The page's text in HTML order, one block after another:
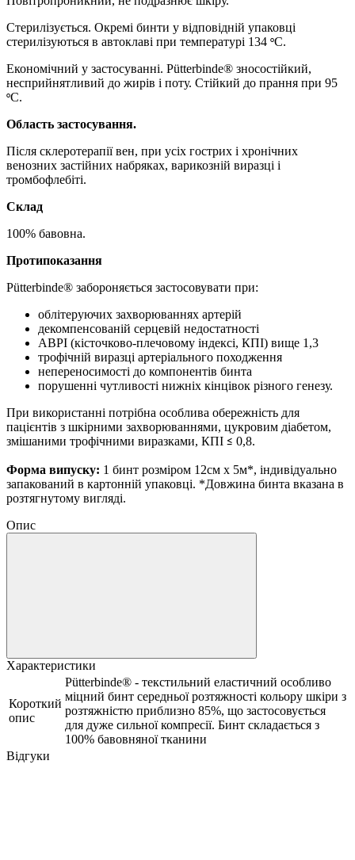
Стерилізується. Окремі бинти у відповідній упаковці
стерилізуються в автоклаві при температурі 134 °С.
Економічний у застосуванні. Pütterbinde® зносостійкий,
несприйнятливий до жирів і поту. Стійкий до прання при 95
°С.
Область застосування.
Після склеротерапії вен, при усіх гострих і хронічних
венозних застійних набряках, варикозній виразці і
тромбофлебіті.
Склад
100% бавовна.
Протипоказання
Pütterbinde® забороняється застосовувати при:
облітеруючих захворюваннях артерій
декомпенсованій серцевій недостатності
ABPI (кісточково-плечовому індексі, КПІ) вище 1,3
трофічній виразці артеріального походження
непереносимості до компонентів бинта
порушенні чутливості нижніх кінцівок різного генезу.
При використанні потрібна особлива обережність для
пацієнтів з шкірними захворюваннями, цукровим діабетом,
змішаними трофічними виразками, КПІ ≤ 0,8.
Форма випуску: 1 бинт розміром 12см х 5м*, індивідуально
запакований в картонній упаковці. *Довжина бинта вказана в
розтягнутому вигляді.
Опис
Характеристики
Короткий
опис
Pütterbinde® - текстильний еластичний особливо
міцний бинт середньої розтяжності кольору шкіри з
розтяжністю приблизно 85%, що застосовується
для дуже сильної компресії. Бинт складається з
100% бавовняної тканини
Відгуки